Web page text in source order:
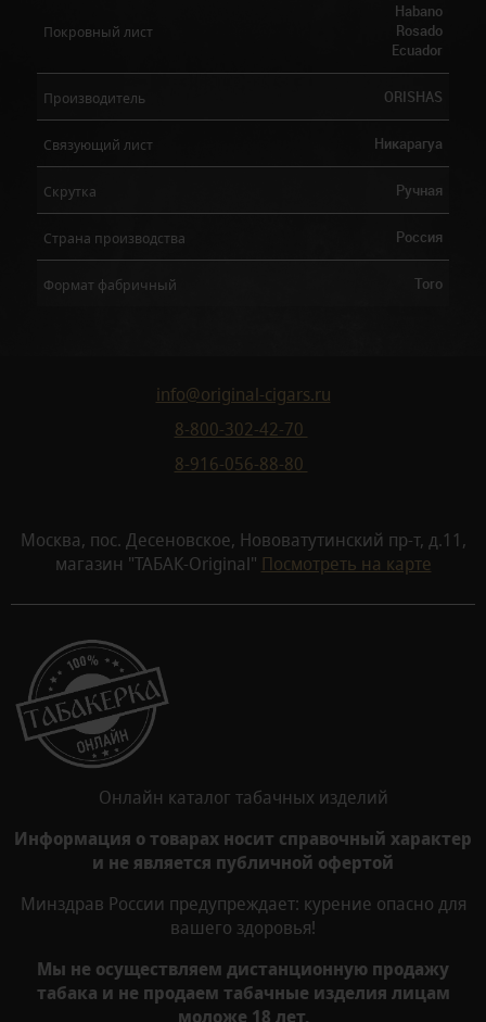
Покровный лист
Habano
Rosado
Ecuador
Производитель ORISHAS
Связующий лист Никарагуа
Скрутка Ручная
Страна производства Россия
Формат фабричный Toro
info@original-cigars.ru
8-800-302-42-70
8-916-056-88-80
Москва, пос. Десеновское, Нововатутинский пр-т, д.11,
магазин "ТАБАК-Original" Посмотреть на карте
Онлайн каталог табачных изделий
Информация о товарах носит справочный характер
и не является публичной офертой
Минздрав России предупреждает: курение опасно для
вашего здоровья!
Мы не осуществляем дистанционную продажу
табака и не продаем табачные изделия лицам
моложе 18 лет.